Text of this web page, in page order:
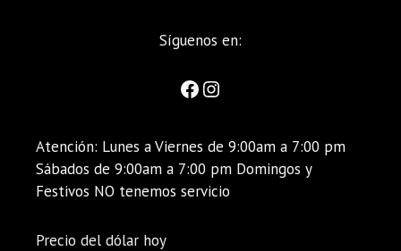
Síguenos en:
Atención: Lunes a Viernes de 9:00am a 7:00 pm
Sábados de 9:00am a 7:00 pm Domingos y
Festivos NO tenemos servicio
Precio del dólar hoy